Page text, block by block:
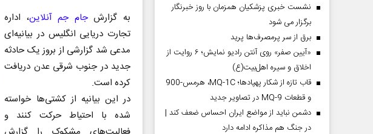
به گزارشجام جم آنلاین، اداره
تجارت دریایی انگلیس در بیانیه‌ای
مدعی شد گزارشی از بروز یک حادثه
جدید در جنوب شرقی عدن دریافت
کرده است.
در این بیانیه از کشتی‌ها خواسته
شده با احتیاط حرکت کنند و
نشست خبری پزشکیان همزمان با روز خبرنگار
برگزار می شود
برق از سر پرمصرف‌ها پرید
«آیین صفر» روی آنتن رادیو نمایش؛ ۶ روایت از
اخلاق و سیره اهل‌بیت(ع)
قاب تازه از شکار پهپادها؛ MQ-1C، هرمس-900
و قطعات MQ-9 در تصاویر جدید
دشمن نباید از مواضع ایران احساس ضعف کند |
در جنگ هم مذاکره ادامه دارد